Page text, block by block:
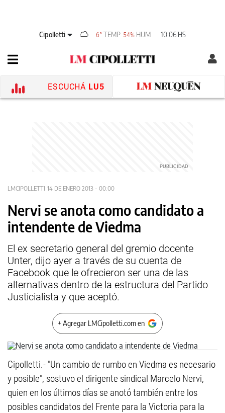
Cipolletti 6° TEMP 54% HUM 10:06 HS
ESCUCHÁ LU5
LMCIPOLLETTI 14 DE ENERO 2013 - 00:00
Nervi se anota como candidato a
intendente de Viedma
El ex secretario general del gremio docente
Unter, dijo ayer a través de su cuenta de
Facebook que le ofrecieron ser una de las
alternativas dentro de la estructura del Partido
Justicialista y que aceptó.
+ Agregar LMCipolletti.com en
Cipolletti.- "Un cambio de rumbo en Viedma es necesario
y posible", sostuvo el dirigente sindical Marcelo Nervi,
quien en los últimos días se anotó también entre los
posibles candidatos del Frente para la Victoria para la